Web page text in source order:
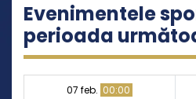
Evenimentele
perioada
07 feb. 00:00